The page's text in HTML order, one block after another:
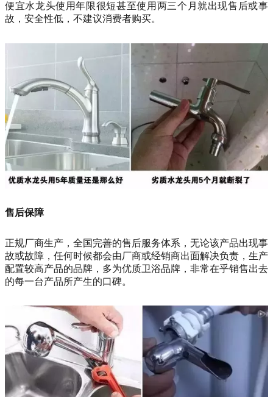
便宜水龙头使用年限很短甚至使用两三个月就出现售后或事
故，安全性低，不建议消费者购买。
售后保障
正规厂商生产，全国完善的售后服务体系，无论该产品出现事
故或故障，任何时候都会由厂商或经销商出面解决负责，生产
配置较高产品的品牌，多为优质卫浴品牌，非常在乎销售出去
的每一台产品所产生的口碑。